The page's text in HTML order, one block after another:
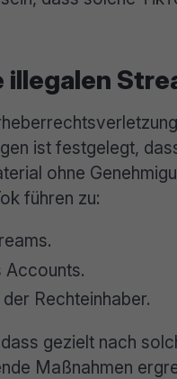
ist festgelegt,
ohne
führen zu:
Accounts.
Rechteinhaber.
gezielt nach
Maßnahmen